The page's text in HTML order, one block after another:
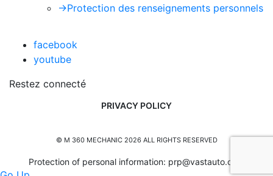
->Protection des renseignements personnels
facebook
youtube
Restez connecté
PRIVACY POLICY
© M 360 MECHANIC 2026 ALL RIGHTS RESERVED
Protection of personal information: prp@vastauto.com